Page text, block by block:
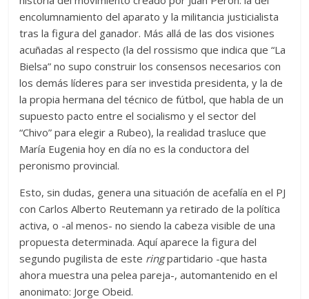
encolumnamiento del aparato y la militancia justicialista
tras la figura del ganador. Más allá de las dos visiones
acuñadas al respecto (la del rossismo que indica que “La
Bielsa” no supo construir los consensos necesarios con
los demás líderes para ser investida presidenta, y la de
la propia hermana del técnico de fútbol, que habla de un
supuesto pacto entre el socialismo y el sector del
“Chivo” para elegir a Rubeo), la realidad trasluce que
María Eugenia hoy en día no es la conductora del
peronismo provincial.
Esto, sin dudas, genera una situación de acefalía en el PJ
con Carlos Alberto Reutemann ya retirado de la política
activa, o -al menos- no siendo la cabeza visible de una
propuesta determinada. Aquí aparece la figura del
segundo pugilista de este ringpartidario -que hasta
ahora muestra una pelea pareja-, automantenido en el
anonimato: Jorge Obeid.